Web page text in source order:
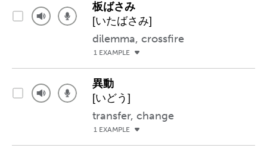
板ばさみ
[いたばさみ]
dilemma, crossfire
1 EXAMPLE
異動
[いどう]
transfer, change
1 EXAMPLE